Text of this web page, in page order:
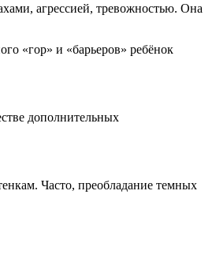
агрессией, тревожностью. Она
«гор» и «барьеров» ребёнок
дополнительных
Часто, преобладание темных